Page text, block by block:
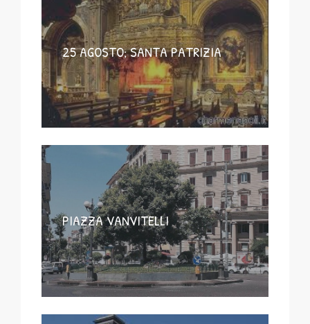
25 AGOSTO; SANTA PATRIZIA
PIAZZA VANVITELLI